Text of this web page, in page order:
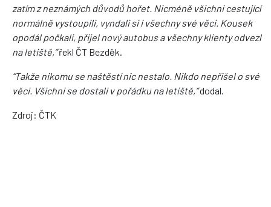
zatím z neznámých důvodů hořet. Nicméně všichni cestující
normálně vystoupili, vyndali si i všechny své věci. Kousek
opodál počkali, přijel nový autobus a všechny klienty odvezl
na letiště,”řekl ČT Bezděk.
“Takže nikomu se naštěstí nic nestalo. Nikdo nepřišel o své
věci. Všichni se dostali v pořádku na letiště,”dodal.
Zdroj: ČTK